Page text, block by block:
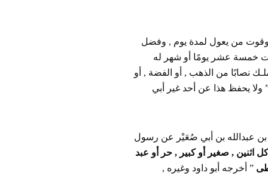
وقوت من يعول لمدة يوم , وفضل
خمسة عشر يومًا أو شهر له
نصابًا من الذهب , أو الفضة , أو
ولا يحفظ هذا عن أحد غير أبي
بن عبدالله بن أبي صُعَيْر عن رسول
اثنين , صغير أو كبير , حر أو عبد
” أخرجه أبو داود وغيره ,